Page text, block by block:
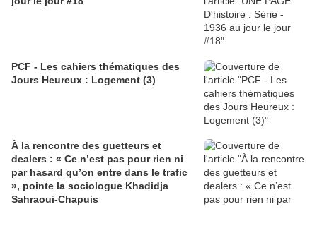
PCF - Les cahiers thématiques des
Jours Heureux : Logement (3)
À la rencontre des guetteurs et
dealers : « Ce n’est pas pour rien ni
par hasard qu’on entre dans le trafic
», pointe la sociologue Khadidja
Sahraoui-Chapuis